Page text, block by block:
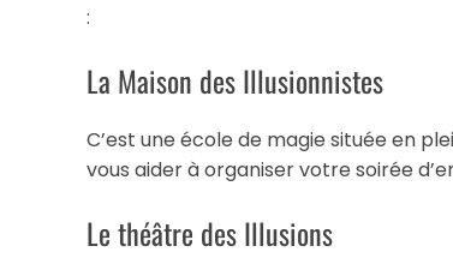
:
La Maison des Illusionnistes
C’est une école de magie située en
vous aider à organiser votre soirée
Le théâtre des Illusions